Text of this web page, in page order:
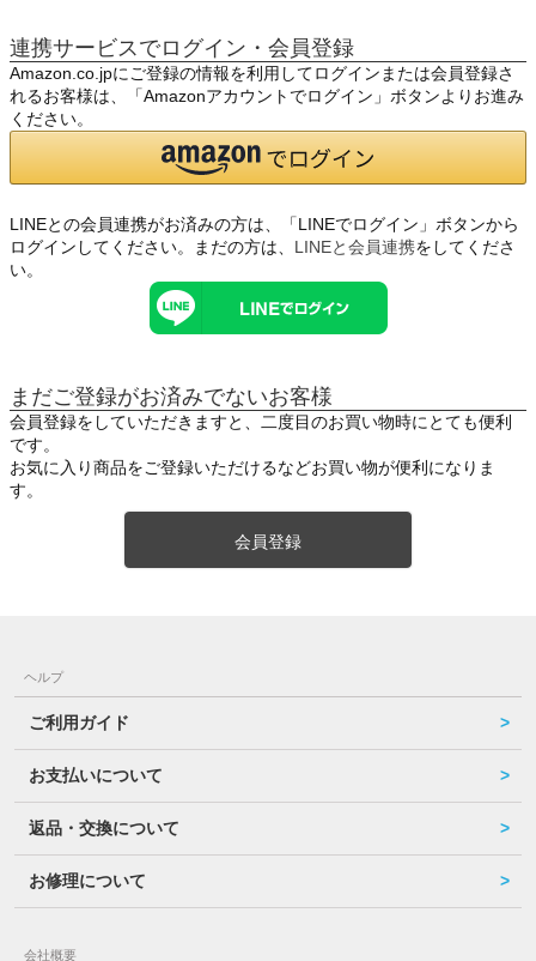
連携サービスでログイン・会員登録
Amazon.co.jpにご登録の情報を利用してログインまたは会員登録さ
れるお客様は、「Amazonアカウントでログイン」ボタンよりお進み
ください。
LINEとの会員連携がお済みの方は、「LINEでログイン」ボタンから
ログインしてください。まだの方は、 LINEと会員連携をしてくださ
い。
まだご登録がお済みでないお客様
会員登録をしていただきますと、二度目のお買い物時にとても便利
です。
お気に入り商品をご登録いただけるなどお買い物が便利になりま
す。
会員登録
ヘルプ
ご利用ガイド
お支払いについて
返品・交換について
お修理について
会社概要